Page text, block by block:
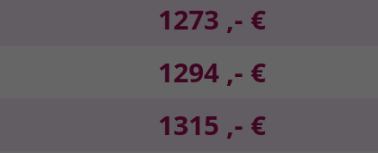
1273 ,- €
1294 ,- €
1315 ,- €